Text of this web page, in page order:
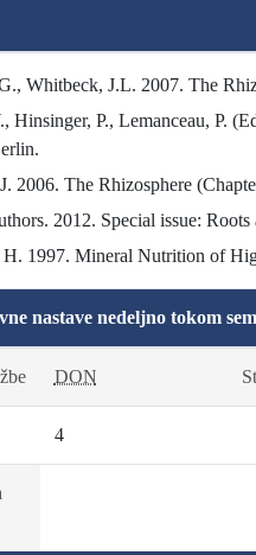
Whitbeck, J.L. 2007. The
Hinsinger, P., Lemanceau, P.
2006. The Rhizosphere
2012. Special issue:
H. 1997. Mineral Nutrition of
nastave nedeljno tokom
DON
4